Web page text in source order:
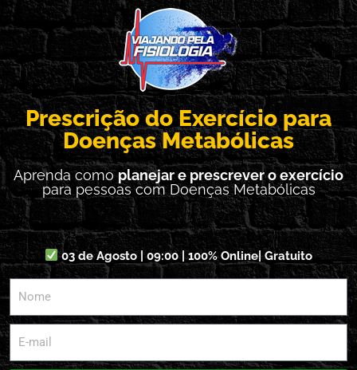
Prescrição do Exercício para
Doenças Metabólicas
Aprenda comoplanejar e prescrever o exercício
para pessoas com Doenças Metabólicas
03 de Agosto | 09:00 | 100% Online| Gratuito